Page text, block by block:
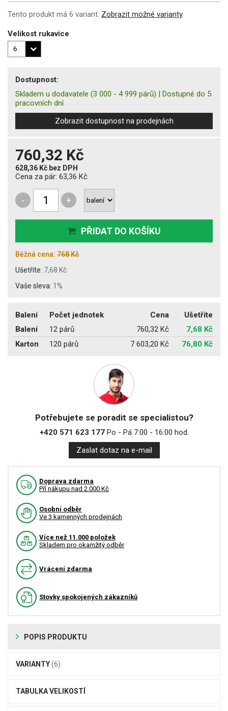
Tento produkt má 6 variant. Zobrazit možné varianty
Velikost rukavice
Dostupnost:
Skladem u dodavatele (3 000 - 4 999 párů) | Dostupné do 5
pracovních dní
Zobrazit dostupnost na prodejnách
760,32 Kč
628,36 Kč bez DPH
Cena za pár: 63,36 Kč
- +
PŘIDAT DO KOŠÍKU
Běžná cena: 768 Kč
Ušetříte: 7,68 Kč
Vaše sleva: 1%
Balení Počet jednotek Cena
Ušetříte
Balení
12 párů 760,32 Kč
7,68 Kč
Karton
120 párů 7 603,20 Kč 76,80 Kč
Potřebujete se poradit se specialistou?
+420 571 623 177Po - Pá 7:00 - 16:00 hod.
Zaslat dotaz na e-mail
Doprava zdarma
Pří nákupu nad 2.000 Kč
Osobní odběr
Ve 3 kamenných prodejnách
Více než 11.000 položek
Skladem pro okamžitý odběr
Vrácení zdarma
Stovky spokojených zákazníků
POPIS PRODUKTU
VARIANTY(6)
TABULKA VELIKOSTÍ